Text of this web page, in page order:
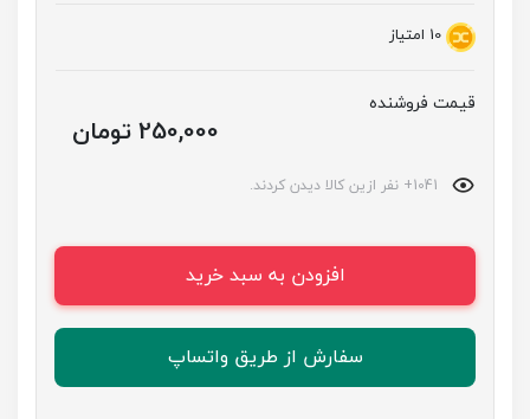
10 امتیاز
قیمت فروشنده
250,000 تومان
افزودن به سبد خرید
سفارش از طریق واتساپ